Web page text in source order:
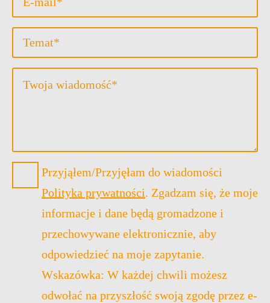
Betreff
Message
Datenschutz
*
Przyjąłem/Przyjęłam do wiadomości
Polityka prywatności. Zgadzam się, że moje
informacje i dane będą gromadzone i
przechowywane elektronicznie, aby
odpowiedzieć na moje zapytanie.
Wskazówka: W każdej chwili możesz
odwołać na przyszłość swoją zgodę przez e-